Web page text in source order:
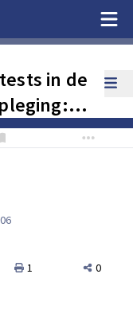
in de
1 0